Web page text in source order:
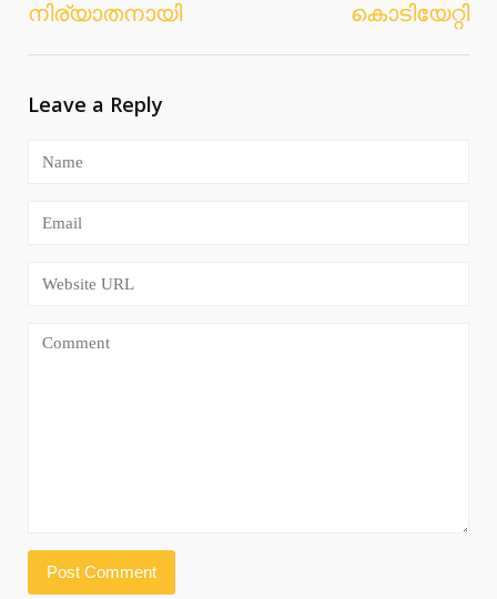
നിര്യാതനായി
കൊടിയേറ്റി
Leave a Reply